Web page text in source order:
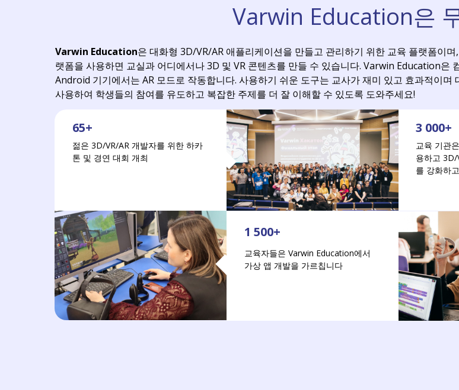
65+
Varwin Education은
Varwin Education은 대화형 3D/VR/AR 애플리케이션을 만들고 관리하기 위한 교육 플랫폼이
랫폼을 사용하면 교실과 어디에서나 3D 및 VR 콘텐츠를 만들 수 있습니다. Varwin Education은
Android 기기에서는 AR 모드로 작동합니다. 사용하기 쉬운 도구는 교사가 재미 있고 효과적이
사용하여 학생들의 참여를 유도하고 복잡한 주제를 더 잘 이해할 수 있도록 도와주세요!
교육 기관
용하고 3D/
를 강화하
3 000+
교육자들은 Varwin Education에서
가상 앱 개발을 가르칩니다
1 500+
젊은 3D/VR/AR 개발자를 위한 하카
톤 및 경연 대회 개최